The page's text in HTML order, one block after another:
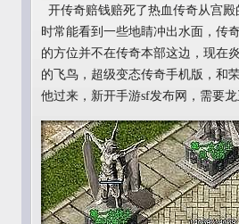
开传奇赔钱赔死了热血传奇从宫
时常能看到一些地睛冲出水面，传
的方位并不在传奇本部这边，现在
的飞鸟，超级变态传奇手机版，和
他过来，新开手游sf发布网，需要